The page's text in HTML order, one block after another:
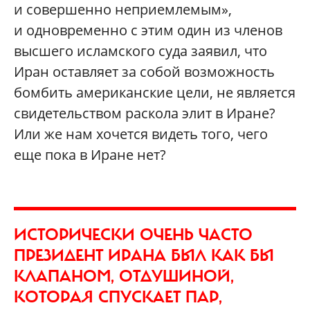
и совершенно неприемлемым»,
и одновременно с этим один из членов
высшего исламского суда заявил, что
Иран оставляет за собой возможность
бомбить американские цели, не является
свидетельством раскола элит в Иране?
Или же нам хочется видеть того, чего
еще пока в Иране нет?
ИСТОРИЧЕСКИ ОЧЕНЬ ЧАСТО
ПРЕЗИДЕНТ ИРАНА БЫЛ КАК БЫ
КЛАПАНОМ, ОТДУШИНОЙ,
КОТОРАЯ СПУСКАЕТ ПАР,